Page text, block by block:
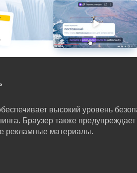
высокий уровень
Браузер также
рекламные материалы.